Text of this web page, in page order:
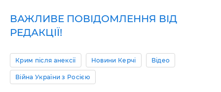
ВАЖЛИВЕ ПОВІДОМЛЕННЯ ВІД
РЕДАКЦІЇ!
Крим після анексії Новини Керчі Відео
Війна України з Росією